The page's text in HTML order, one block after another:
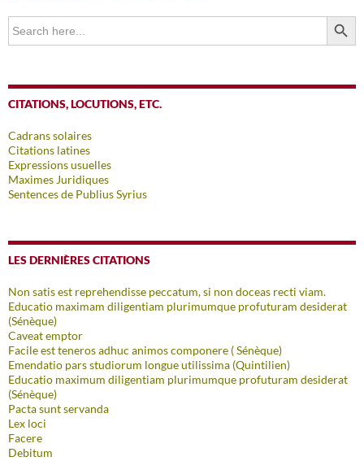
Search
for:
SEARCH
CITATIONS, LOCUTIONS, ETC.
Cadrans solaires
Citations latines
Expressions usuelles
Maximes Juridiques
Sentences de Publius Syrius
LES DERNIÈRES CITATIONS
Non satis est reprehendisse peccatum, si non doceas recti viam.
Educatio maximam diligentiam plurimumque profuturam desiderat
(Sénèque)
Caveat emptor
Facile est teneros adhuc animos componere ( Sénèque)
Emendatio pars studiorum longue utilissima (Quintilien)
Educatio maximum diligentiam plurimumque profuturam desiderat
(Sénèque)
Pacta sunt servanda
Lex loci
Facere
Debitum